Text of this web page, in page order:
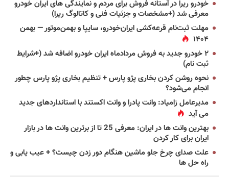
خودرو ریرا در آستانه فروش برای مردم و نمایندگی های ایران خودرو
معرفی شد (+مشخصات و جزئیات فنی و کاتالوگ ریرا)
مهلت ثبت‌نام قرعه‌کشی ایران‌خودرو، سایپا و بهمن‌موتور — بهمن
۱۴۰۴
۲ خودرو جدید به فروش مردادماه ایران خودرو اضافه شد (+شرایط
ثبت نام)
نحوه روشن کردن بخاری پژو پارس + تنظیم بخاری پژو پارس چطور
انجام می‌شود؟
مدیرعامل زامیاد: وانت پادرا و وانت اکستند با استانداردهای جدید
می آید
بهترین وانت ها در ایران: معرفی 25 تا از برترین وانت ها در بازار
ایران برای کار کردن
علت صدای چرخ جلو ماشین هنگام دور زدن چیست؟ + عیب یابی و
راه حل ها